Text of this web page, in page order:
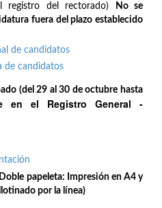
registro del rectorado)
No se
fuera del plazo establecido
de candidatos
de candidatos
(del 29 al 30 de octubre hasta
en el Registro General -
Doble papeleta: Impresión en A4 y
por la línea)